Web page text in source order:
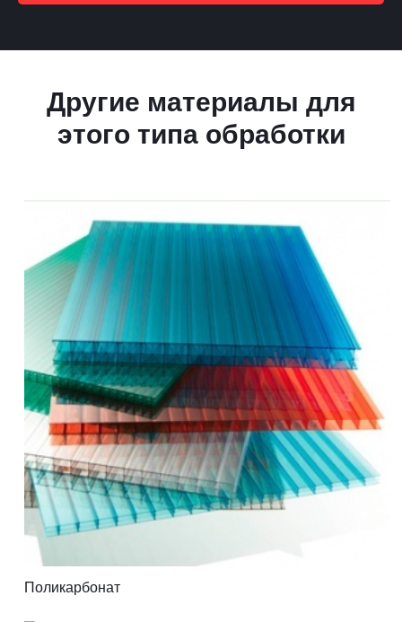
Другие материалы для
этого типа обработки
Поликарбонат